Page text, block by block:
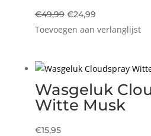
€49,99 Oorspronkelijke
prijs
€24,99Huidige
prijs
Toevoegen aan verlanglijst
Wasgeluk
Witte Musk
€15,95